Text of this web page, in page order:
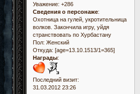
Уважение: +286
Сведения о персонаже:
Охотница на гулей, укротительница
волков. Закончила игру, уйдя
странствовать по Хурбастану
Пол: Женский
Откуда: [age=13.10.1513/1=365]
Награды:
Последний визит:
31.03.2012 23:26